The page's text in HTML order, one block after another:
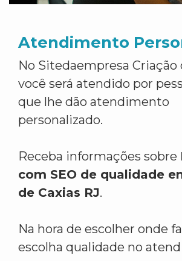
Atendimento
No Sitedaempresa Criação
você será atendido por
que lhe dão atendimento
personalizado.
Receba informações sobre
com SEO de qualidade
de Caxias RJ.
Na hora de escolher onde
escolha qualidade no